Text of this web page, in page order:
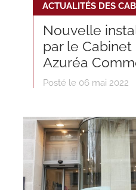
Nouvelle
par le Cabinet
Azuréa
Posté le 06 mai 2022